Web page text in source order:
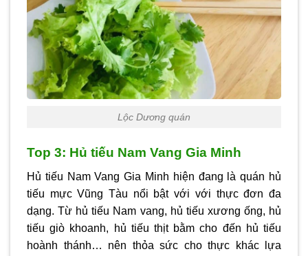
Lộc Dương quán
Top 3: Hủ tiếu Nam Vang Gia Minh
Hủ tiếu Nam Vang Gia Minh hiện đang là quán hủ
tiếu mực Vũng Tàu nổi bật với với thực đơn đa
dạng. Từ hủ tiếu Nam vang, hủ tiếu xương ống, hủ
tiếu giò khoanh, hủ tiếu thịt bằm cho đến hủ tiếu
hoành thánh… nên thỏa sức cho thực khác lựa